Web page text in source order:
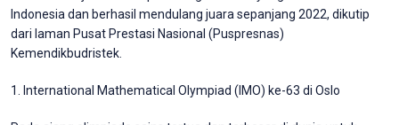
Indonesia dan berhasil mendulang juara sepanjang 2022, dikutip
dari laman Pusat Prestasi Nasional (Puspresnas)
Kemendikbudristek.
1. International Mathematical Olympiad (IMO) ke-63 di Oslo